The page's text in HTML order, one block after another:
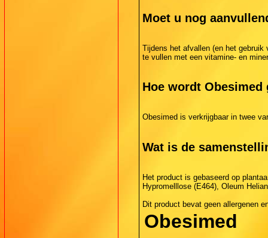
Moet u nog
Tijdens het afvallen (en het gebruik
te vullen met een vitamine- en
Hoe wordt Obesimed
Obesimed is verkrijgbaar in twee
Wat is de
Het product is gebaseerd op
Hypromelllose (E464), Oleum
Dit product bevat geen allergenen
Obesimed